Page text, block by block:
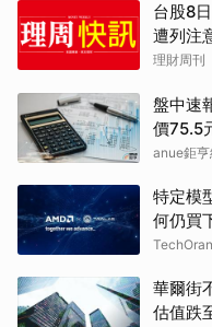
台股8
遭列注
理財周刊
盤中速
價75.5
anue鉅
特定模
何仍買
華爾街
估值跌